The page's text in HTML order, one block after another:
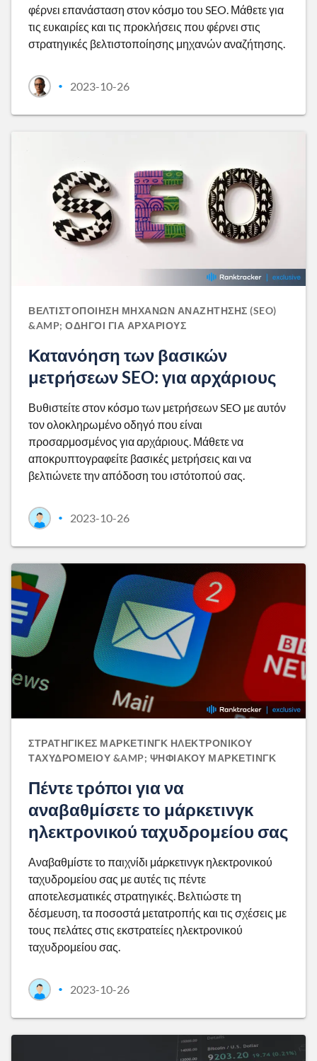
φέρνει επανάσταση στον κόσμο του SEO. Μάθετε για
τις ευκαιρίες και τις προκλήσεις που φέρνει στις
στρατηγικές βελτιστοποίησης μηχανών αναζήτησης.
• 2023-10-26
ΒΕΛΤΙΣΤΟΠΟΊΗΣΗ ΜΗΧΑΝΏΝ ΑΝΑΖΉΤΗΣΗΣ (SEO)
&AMP; ΟΔΗΓΟΊ ΓΙΑ ΑΡΧΆΡΙΟΥΣ
Κατανόηση των βασικών
μετρήσεων SEO: για αρχάριους
Βυθιστείτε στον κόσμο των μετρήσεων SEO με αυτόν
τον ολοκληρωμένο οδηγό που είναι
προσαρμοσμένος για αρχάριους. Μάθετε να
αποκρυπτογραφείτε βασικές μετρήσεις και να
βελτιώνετε την απόδοση του ιστότοπού σας.
• 2023-10-26
ΣΤΡΑΤΗΓΙΚΈΣ ΜΆΡΚΕΤΙΝΓΚ ΗΛΕΚΤΡΟΝΙΚΟΎ
ΤΑΧΥΔΡΟΜΕΊΟΥ &AMP; ΨΗΦΙΑΚΟΎ ΜΆΡΚΕΤΙΝΓΚ
Πέντε τρόποι για να
αναβαθμίσετε το μάρκετινγκ
ηλεκτρονικού ταχυδρομείου σας
Αναβαθμίστε το παιχνίδι μάρκετινγκ ηλεκτρονικού
ταχυδρομείου σας με αυτές τις πέντε
αποτελεσματικές στρατηγικές. Βελτιώστε τη
δέσμευση, τα ποσοστά μετατροπής και τις σχέσεις με
τους πελάτες στις εκστρατείες ηλεκτρονικού
ταχυδρομείου σας.
• 2023-10-26